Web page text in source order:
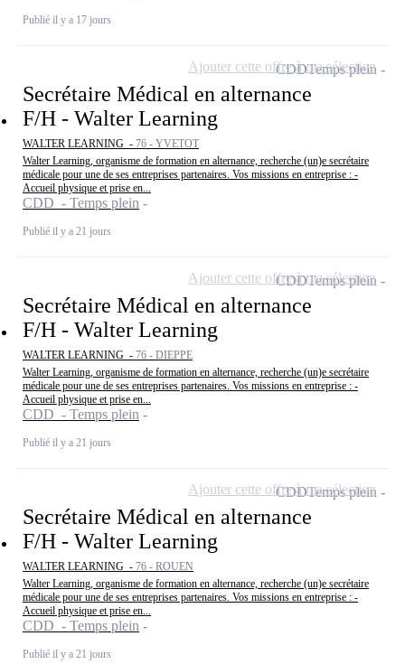
Publié il y a 17 jours
Secrétaire Médical en alternance
F/H - Walter Learning
WALTER LEARNING - 76 - YVETOT
Walter Learning, organisme de formation en alternance, recherche (un)e secrétaire
médicale pour une de ses entreprises partenaires. Vos missions en entreprise : -
Accueil physique et prise en...
CDD - Temps plein
Publié il y a 21 jours
CDDTemps plein
Ajouter cette offre à ma sélection
Secrétaire Médical en alternance
F/H - Walter Learning
WALTER LEARNING - 76 - DIEPPE
Walter Learning, organisme de formation en alternance, recherche (un)e secrétaire
médicale pour une de ses entreprises partenaires. Vos missions en entreprise : -
Accueil physique et prise en...
CDD - Temps plein
Publié il y a 21 jours
CDDTemps plein
Ajouter cette offre à ma sélection
Secrétaire Médical en alternance
F/H - Walter Learning
WALTER LEARNING - 76 - ROUEN
Walter Learning, organisme de formation en alternance, recherche (un)e secrétaire
médicale pour une de ses entreprises partenaires. Vos missions en entreprise : -
Accueil physique et prise en...
CDD - Temps plein
Publié il y a 21 jours
CDDTemps plein
Ajouter cette offre à ma sélection